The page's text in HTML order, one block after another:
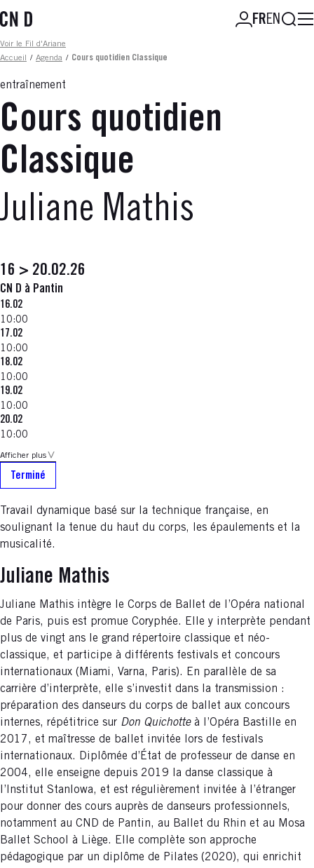
au
principal
FREN
Fil d'ariane
Voir le Fil d'Ariane
Accueil
/ Agenda / Cours quotidien Classique
entraînement
Cours quotidien
Classique
Juliane Mathis
16 > 20.02.26
CN D à Pantin
16.02
10:00
17.02
10:00
18.02
10:00
19.02
10:00
20.02
10:00
Afficher plus
Terminé
Travail dynamique basé sur la technique française, en
soulignant la tenue du haut du corps, les épaulements et la
musicalité.
Juliane Mathis
Juliane Mathis intègre le Corps de Ballet de l’Opéra national
de Paris, puis est promue Coryphée. Elle y interprète pendant
plus de vingt ans le grand répertoire classique et néo-
classique, et participe à différents festivals et concours
internationaux (Miami, Varna, Paris). En parallèle de sa
carrière d’interprète, elle s’investit dans la transmission :
préparation des danseurs du corps de ballet aux concours
internes, répétitrice sur Don Quichotteà l’Opéra Bastille en
2017, et maîtresse de ballet invitée lors de festivals
internationaux. Diplômée d’État de professeur de danse en
2004, elle enseigne depuis 2019 la danse classique à
l’Institut Stanlowa, et est régulièrement invitée à l’étranger
pour donner des cours auprès de danseurs professionnels,
notamment au CND de Pantin, au Ballet du Rhin et au Mosa
Ballet School à Liège. Elle complète son approche
pédagogique par un diplôme de Pilates (2020), qui enrichit